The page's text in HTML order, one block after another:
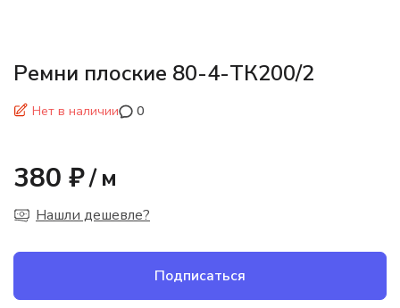
Ремни плоские 80-4-ТК200/2
Нет в наличии 0
380 ₽/ м
Нашли дешевле?
Подписаться